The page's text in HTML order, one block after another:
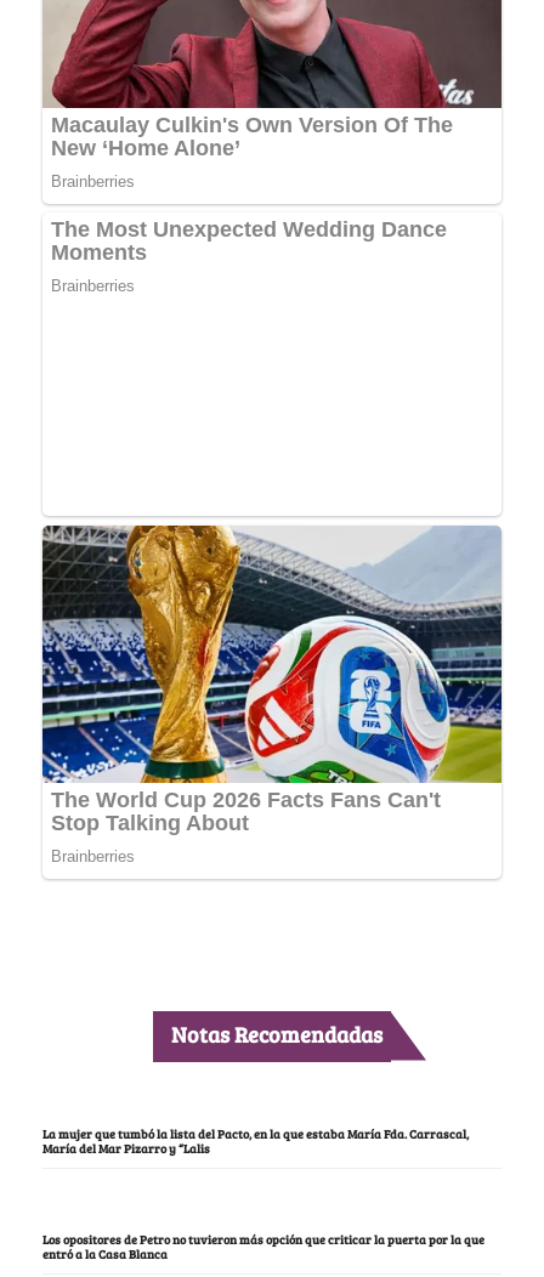
Notas Recomendadas
La mujer que tumbó la lista del Pacto, en la que estaba María Fda. Carrascal,
María del Mar Pizarro y “Lalis
Los opositores de Petro no tuvieron más opción que criticar la puerta por la que
entró a la Casa Blanca